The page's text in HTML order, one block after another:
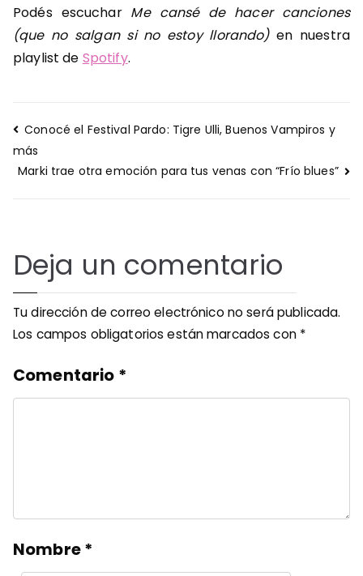
Podés escuchar Me cansé de hacer canciones
(que no salgan si no estoy llorando)en nuestra
playlist de Spotify.
Navegación
de
entradas
Conocé el Festival Pardo: Tigre Ulli, Buenos Vampiros y
más
Marki trae otra emoción para tus venas con “Frío blues”
Deja un comentario
Tu dirección de correo electrónico no será publicada.
Los campos obligatorios están marcados con *
Comentario *
Nombre*